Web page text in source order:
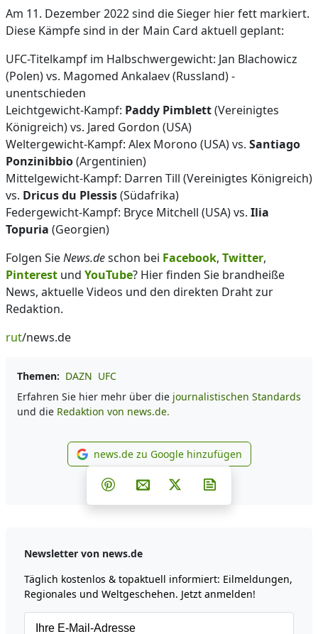
Am 11. Dezember 2022 sind die Sieger hier fett markiert.
Diese Kämpfe sind in der Main Card aktuell geplant:
UFC-Titelkampf im Halbschwergewicht: Jan Blachowicz
(Polen) vs. Magomed Ankalaev (Russland) -
unentschieden
Leichtgewicht-Kampf: Paddy Pimblett(Vereinigtes
Königreich) vs. Jared Gordon (USA)
Weltergewicht-Kampf: Alex Morono (USA) vs. Santiago
Ponzinibbio(Argentinien)
Mittelgewicht-Kampf: Darren Till (Vereinigtes Königreich)
vs. Dricus du Plessis(Südafrika)
Federgewicht-Kampf: Bryce Mitchell (USA) vs. Ilia
Topuria (Georgien)
Folgen SieNews.deschon bei Facebook, Twitter,
Pinterest und YouTube? Hier finden Sie brandheiße
News, aktuelle Videos und den direkten Draht zur
Redaktion.
rut/news.de
Themen: DAZN UFC
Erfahren Sie hier mehr über die journalistischen Standards
und die Redaktion von news.de.
news.de zu Google
news.de zu Google hinzufügen
Teilen auf Facebook
Teilen auf Whatsapp
Teilen auf Telegram
Teilen auf Pinterest
Per E-Mail teilen
Post auf X
Newsletter von news.de
Täglich kostenlos & topaktuell informiert: Eilmeldungen,
Regionales und Weltgeschehen. Jetzt anmelden!